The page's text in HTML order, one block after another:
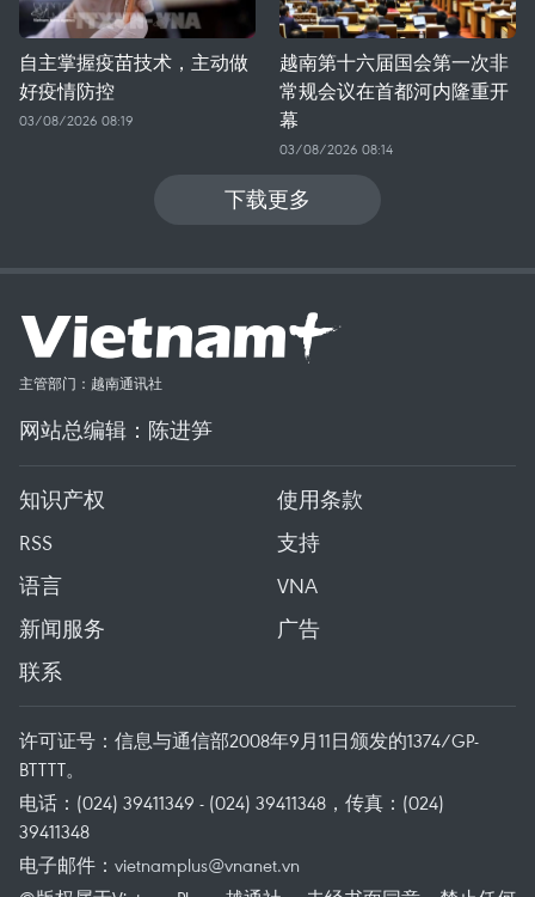
自主掌握疫苗技术，主动做
好疫情防控
03/08/2026 08:19
越南第十六届国会第一次非
常规会议在首都河内隆重开
幕
03/08/2026 08:14
下载更多
主管部门：越南通讯社
网站总编辑：陈进笋
知识产权
使用条款
RSS
支持
语言
VNA
新闻服务
广告
联系
许可证号：信息与通信部2008年9月11日颁发的1374/GP-
BTTTT。
电话：(024) 39411349 - (024) 39411348，传真：(024)
39411348
电子邮件： vietnamplus@vnanet.vn